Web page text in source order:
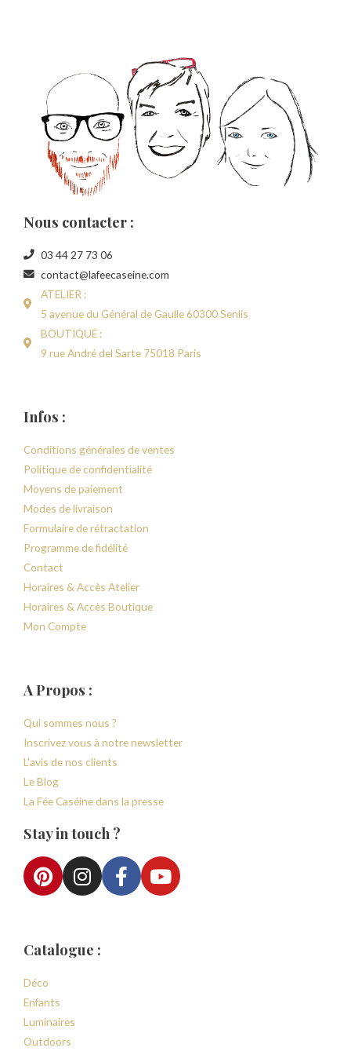
Nous contacter :
03 44 27 73 06
contact@lafeecaseine.com
ATELIER :
5 avenue du Général de Gaulle 60300 Senlis
BOUTIQUE :
9 rue André del Sarte 75018 Paris
Infos :
Conditions générales de ventes
Politique de confidentialité
Moyens de paiement
Modes de livraison
Formulaire de rétractation
Programme de fidélité
Contact
Horaires & Accès Atelier
Horaires & Accès Boutique
Mon Compte
A Propos :
Qui sommes nous ?
Inscrivez vous à notre newsletter
L'avis de nos clients
Le Blog
La Fée Caséine dans la presse
Stay in touch ?
Catalogue :
Déco
Enfants
Luminaires
Outdoors